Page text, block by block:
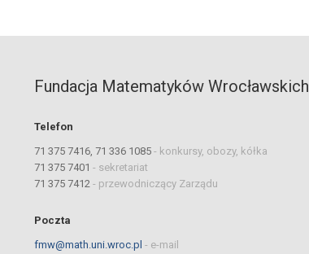
Fundacja Matematyków Wrocławskich
Telefon
71 375 7416, 71 336 1085 - konkursy, obozy, kółka
71 375 7401 - sekretariat
71 375 7412 - przewodniczący Zarządu
Poczta
fmw@math.uni.wroc.pl - e-mail